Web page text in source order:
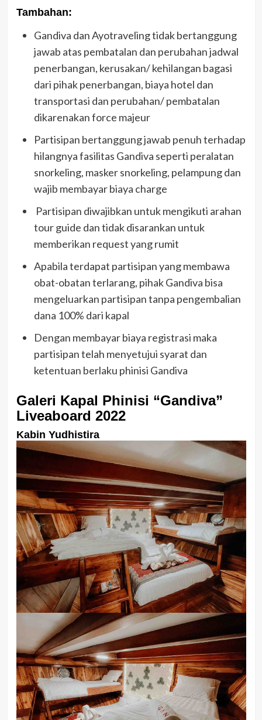
Tambahan:
Gandiva dan Ayotraveling tidak bertanggung
jawab atas pembatalan dan perubahan jadwal
penerbangan, kerusakan/ kehilangan bagasi
dari pihak penerbangan, biaya hotel dan
transportasi dan perubahan/ pembatalan
dikarenakan force majeur
Partisipan bertanggung jawab penuh terhadap
hilangnya fasilitas Gandiva seperti peralatan
snorkeling, masker snorkeling, pelampung dan
wajib membayar biaya charge
Partisipan diwajibkan untuk mengikuti arahan
tour guide dan tidak disarankan untuk
memberikan request yang rumit
Apabila terdapat partisipan yang membawa
obat-obatan terlarang, pihak Gandiva bisa
mengeluarkan partisipan tanpa pengembalian
dana 100% dari kapal
Dengan membayar biaya registrasi maka
partisipan telah menyetujui syarat dan
ketentuan berlaku phinisi Gandiva
Galeri Kapal Phinisi “Gandiva”
Liveaboard 2022
Kabin Yudhistira